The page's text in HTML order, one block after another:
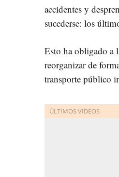
accidentes y
sucederse: los
Esto ha obligado a
reorganizar de
transporte público